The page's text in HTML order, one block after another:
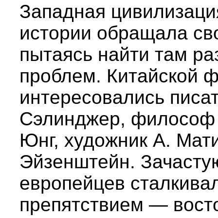
Западная
истории обращала
пытаясь найти там
проблем. Китайской
интересовались
Сэлинджер, философ
Юнг, художник А.
Эйзенштейн.
европейцев
препятствием —